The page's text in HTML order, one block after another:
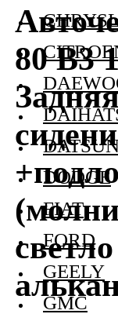
80 В3
DODGE
FIAT
FORD
GEELY
GMC